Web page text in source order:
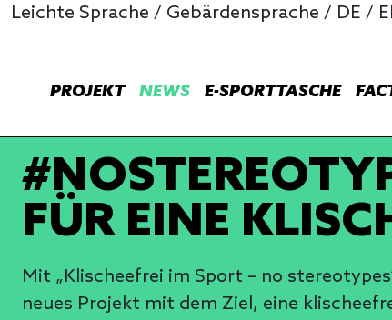
Leichte Sprache / Gebärdensprache / DE /
PROJEKT NEWS E-SPORTTASCHE
FÜR EINE
Mit „Klischeefrei im Sport – no
neues Projekt mit dem Ziel, eine